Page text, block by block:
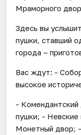
Мраморного
Здесь вы
пушки, ставший
города –
Вас ждут: -
высокое
-
пушки; -
Монетный двор;